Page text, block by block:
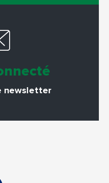
newsletter